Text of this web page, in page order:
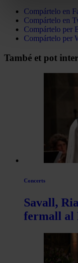
Compártelo en
Compártelo en
Compártelo per
Compártelo per
Navegar
També et pot
Concerts
Savall,
fermall al